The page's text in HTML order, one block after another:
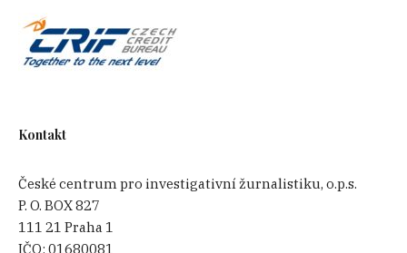
Kontakt
České centrum pro investigativní žurnalistiku, o.p.s.
P. O. BOX 827
111 21 Praha 1
IČO:01680081